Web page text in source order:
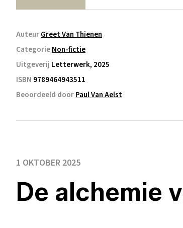
AuteurGreet Van Thienen
CategorieNon-fictie
Uitgeverij Letterwerk, 2025
ISBN 9789464943511
Beoordeeld doorPaul Van Aelst
1 OKTOBER 2025
De alchemie